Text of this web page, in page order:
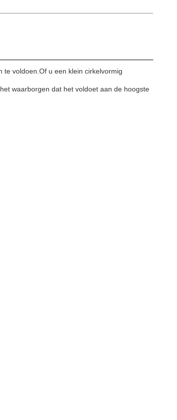
voldoen.Of u een klein cirkelvormig
waarborgen dat het voldoet aan de hoogste